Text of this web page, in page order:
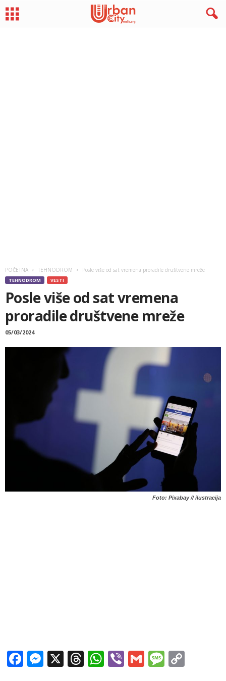
POČETNA TEHNODROM Posle više od sat vremena proradile društvene mreže
TEHNODROM VESTI
Posle više od sat vremena
proradile društvene mreže
05/03/2024
Foto: Pixabay // ilustracija
Facebook
Messenger
X Threads
WhatsApp
ViberGmail